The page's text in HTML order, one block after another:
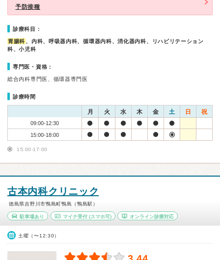
予防接種
診療科目：
胃腸科 、内科、呼吸器内科、循環器内科、消化器内科、リハビリテーション
科、小児科
専門医・資格：
総合内科専門医、循環器専門医
診療時間
月 火 水 木 金 土 日 祝
09:00-12:30
15:00-18:00
15:00-17:00
古本内科クリニック
徳島県吉野川市鴨島町鴨島（鴨島駅）
駐車場あり マイナ受付(スマホ可) オンライン診療対応
土曜（〜12:30）